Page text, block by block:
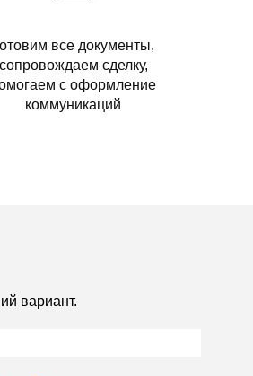
все документы,
сделку,
с оформление
коммуникаций
вариант.